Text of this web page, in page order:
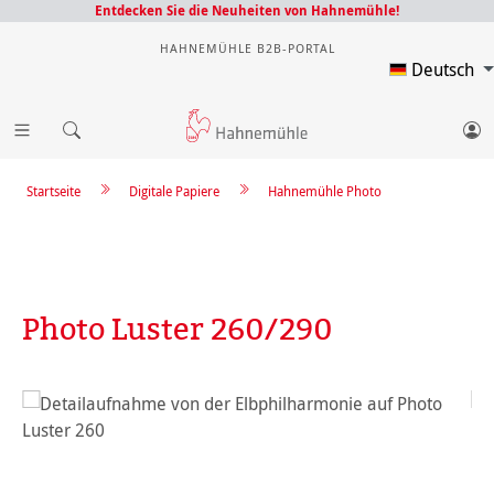
Entdecken Sie die Neuheiten von Hahnemühle!
HAHNEMÜHLE B2B-PORTAL
Deutsch
Hahnemühle Photo
Digitale Papiere
Startseite
Photo Luster 260/290
Bildergalerie überspringen